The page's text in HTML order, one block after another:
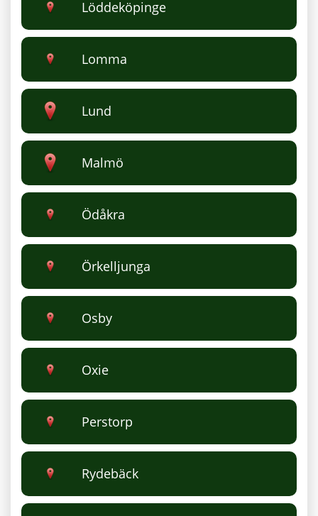
Löddeköpinge
Lomma
Lund
Malmö
Ödåkra
Örkelljunga
Osby
Oxie
Perstorp
Rydebäck